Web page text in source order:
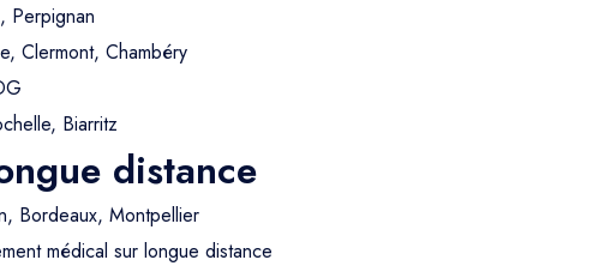
Perpignan
Clermont, Chambéry
Biarritz
distance
Bordeaux, Montpellier
médical sur longue distance